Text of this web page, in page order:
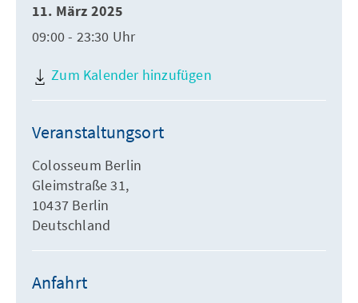
11. März 2025
09:00 - 23:30 Uhr
Zum Kalender hinzufügen
Veranstaltungsort
Colosseum Berlin
Gleimstraße 31,
10437 Berlin
Deutschland
Anfahrt